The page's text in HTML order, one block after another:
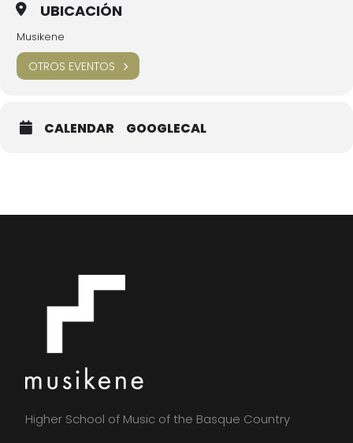
UBICACIÓN
Musikene
OTROS EVENTOS
CALENDAR GOOGLECAL
Higher School of Music of the Basque Country